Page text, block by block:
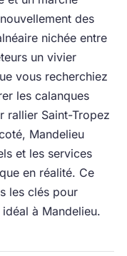
des
nichée entre
un vivier
vous recherchiez
les calanques
rallier Saint-Tropez
Mandelieu
et les services
en réalité. Ce
les clés pour
à Mandelieu.